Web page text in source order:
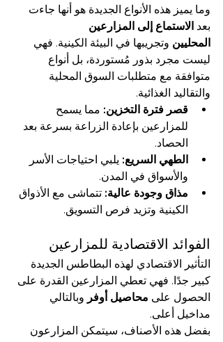
وما يميز هذه الأنواع الجديدة هو أنها جاءت
بعد الاستماع إلى المزارعين
المحليين وتجريبها في البيئة الكينية. فهي
ليست مجرد بذور مُستوردة، بل أنواع
متوافقة مع متطلبات السوق المحلية
والتقاليد الغذائية.
قصر فترة التخزين: مما يسمح
للمزارعين بإعادة الزراعة بسرعة بعد
الحصاد.
الطهي السريع: يلبي احتياجات الأسر
والأسواق في المدن.
مذاق وجودة عالية: تتماشى مع الأذواق
الكينية وتزيد فرص التسويق.
الفوائد الاقتصادية للمزارعين
التأثير الاقتصادي لهذه البطاطس الجديدة
كبير جدًا. فهي تعطي المزارعين القدرة على
الحصول على محاصيل أوفر وبالتالي
مداخيل أعلى.
بفضل هذه الأصناف، سيتمكن المزارعون